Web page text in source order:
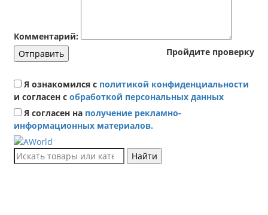
Комментарий:
Пройдите проверку
Отправить
Я ознакомился с политикой конфиденциальности
и согласен с обработкой персональных данных
Я согласен на получение рекламно-
информационных материалов.
Найти